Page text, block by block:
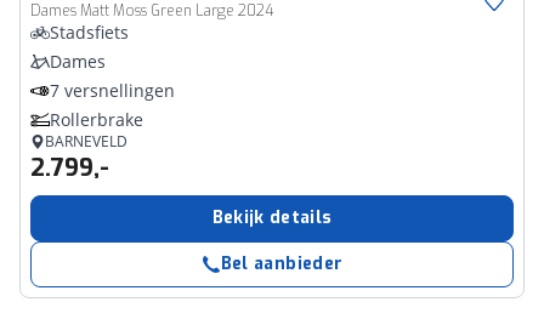
Dames Matt Moss Green Large 2024
Stadsfiets
Dames
7 versnellingen
Rollerbrake
BARNEVELD
2.799,-
Bekijk details
Bel aanbieder